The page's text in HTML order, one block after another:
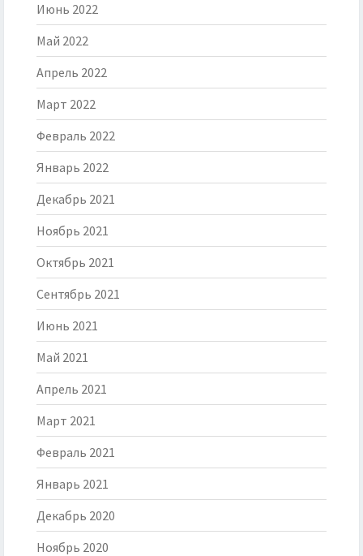
Июнь 2022
Май 2022
Апрель 2022
Март 2022
Февраль 2022
Январь 2022
Декабрь 2021
Ноябрь 2021
Октябрь 2021
Сентябрь 2021
Июнь 2021
Май 2021
Апрель 2021
Март 2021
Февраль 2021
Январь 2021
Декабрь 2020
Ноябрь 2020